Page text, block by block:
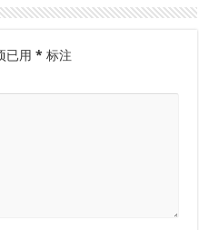
已用* 标注